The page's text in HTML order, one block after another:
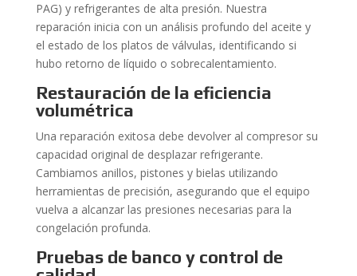
PAG) y refrigerantes de alta presión. Nuestra
reparación inicia con un análisis profundo del aceite y
el estado de los platos de válvulas, identificando si
hubo retorno de líquido o sobrecalentamiento.
Restauración de la eficiencia
volumétrica
Una reparación exitosa debe devolver al compresor su
capacidad original de desplazar refrigerante.
Cambiamos anillos, pistones y bielas utilizando
herramientas de precisión, asegurando que el equipo
vuelva a alcanzar las presiones necesarias para la
congelación profunda.
Pruebas de banco y control de